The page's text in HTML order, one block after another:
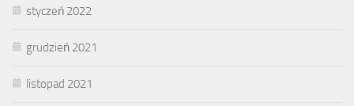
styczeń 2022
grudzień 2021
listopad 2021